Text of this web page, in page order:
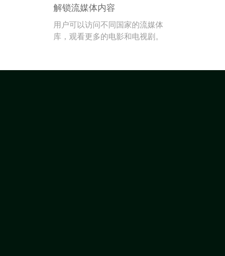
解锁流媒体内容
用户可以访问不同国家的流媒体
库，观看更多的电影和电视剧。